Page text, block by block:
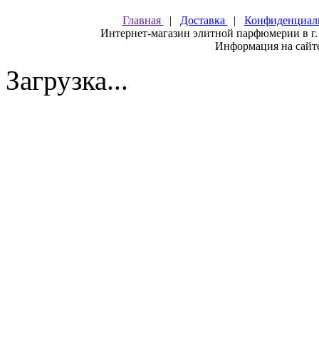
Главная | Доставка |
Интернет-магазин элитной парфюмерии в
Информация на
Загрузка...